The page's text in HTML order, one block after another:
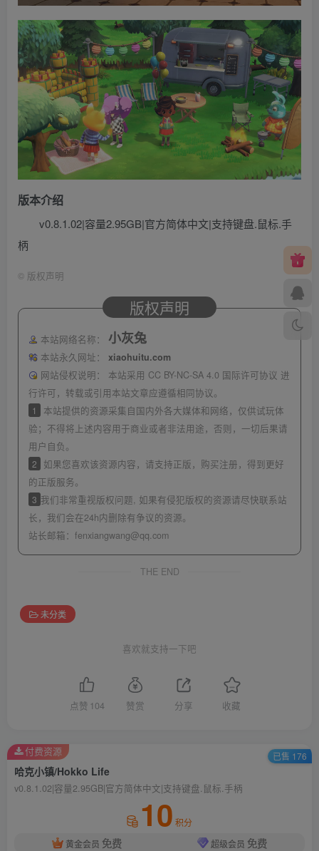
版本介绍
v0.8.1.02|容量2.95GB|官方简体中文|支持键盘.鼠标.手
柄
© 版权声明
版权声明
本站网络名称： 小灰兔
本站永久网址：
xiaohuitu.com
网站侵权说明：
本站采用 CC BY-NC-SA 4.0 国际许可协议 进
行许可，转载或引用本站文章应遵循相同协议。
1
本站提供的资源采集自国内外各大媒体和网络，仅供试玩体
验；不得将上述内容用于商业或者非法用途，否则，一切后果请
用户自负。
2
如果您喜欢该资源内容，请支持正版，购买注册，得到更好
的正版服务。
3 我们非常重视版权问题, 如果有侵犯版权的资源请尽快联系站
长，我们会在24h内删除有争议的资源。
站长邮箱： fenxiangwang@qq.com
THE END
未分类
喜欢就支持一下吧
点赞 104 赞赏 分享 收藏
哈克小镇/Hokko Life
v0.8.1.02|容量2.95GB|官方简体中文|支持键盘.鼠标.手柄
10 积分
黄金会员 免费 超级会员 免费
付费资源 已售 176